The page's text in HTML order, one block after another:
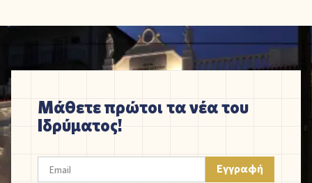
Μάθετε πρώτοι τα νέα του
Ιδρύματος!